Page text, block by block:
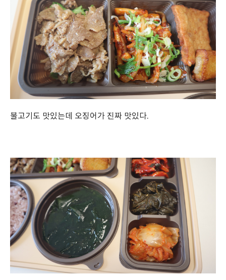
불고기도 맛있는데 오징어가 진짜 맛있다.